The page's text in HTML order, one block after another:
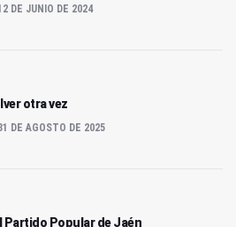
DE JUNIO DE 2024
otra vez
DE AGOSTO DE 2025
Partido Popular de Jaén